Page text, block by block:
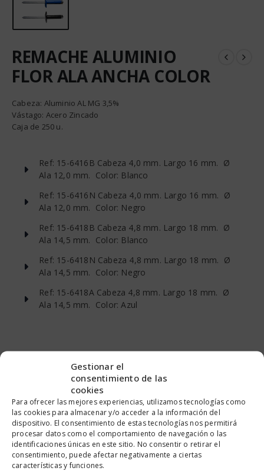
Gestionar el
consentimiento de las
cookies
Para ofrecer las mejores experiencias, utilizamos tecnologías como
las cookies para almacenar y/o acceder a la información del
dispositivo. El consentimiento de estas tecnologías nos permitirá
procesar datos como el comportamiento de navegación o las
identificaciones únicas en este sitio. No consentir o retirar el
consentimiento, puede afectar negativamente a ciertas
características y funciones.
REMACHE ALUMINIO
FLOR ALA ANCHA COLOR
Cabeza: Aluminio AL MG 3,5%
Vástago: Acero Zincado
Caja de 250 u.
Ref: 15-6416B Cabeza 4,0 mm. Largo 16 mm. Ø
Ala 12,0 mm. Color: Blanco
Ref: 15-6416N Cabeza 4,0 mm. Largo 16 mm. Ø
Ala 12,0 mm. Color: Negro
Ref: 15-6418B Cabeza 4,8 mm. Largo 18 mm. Ø
Ala 14,5 mm. Color: Blanco
Ref: 15-6418N Cabeza 4,8 mm. Largo 18 mm. Ø
Ala 14,5 mm. Color: Negro
Ref: 15-6418A Cabeza 4,8 mm. Largo 18 mm. Ø
Ala 14,5 mm. Color: Azul
PRODUCTOS RELACIONADOS